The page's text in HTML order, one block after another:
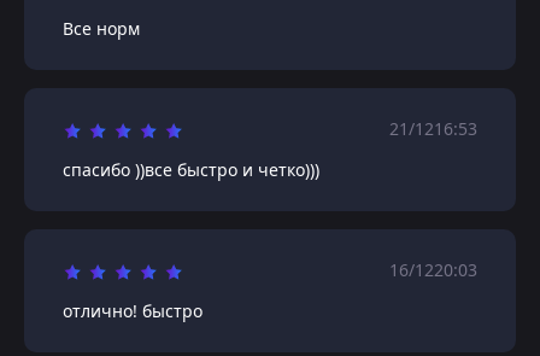
Все норм
21/1216:53
спасибо ))все быстро и четко)))
16/1220:03
отлично! быстро